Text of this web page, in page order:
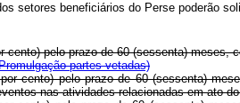
setores beneficiários do Perse poderão
cento) pelo prazo de 60 (sessenta)
partes vetadas)
cento) pelo prazo de 60 (sessenta)
nas atividades relacionadas em ato